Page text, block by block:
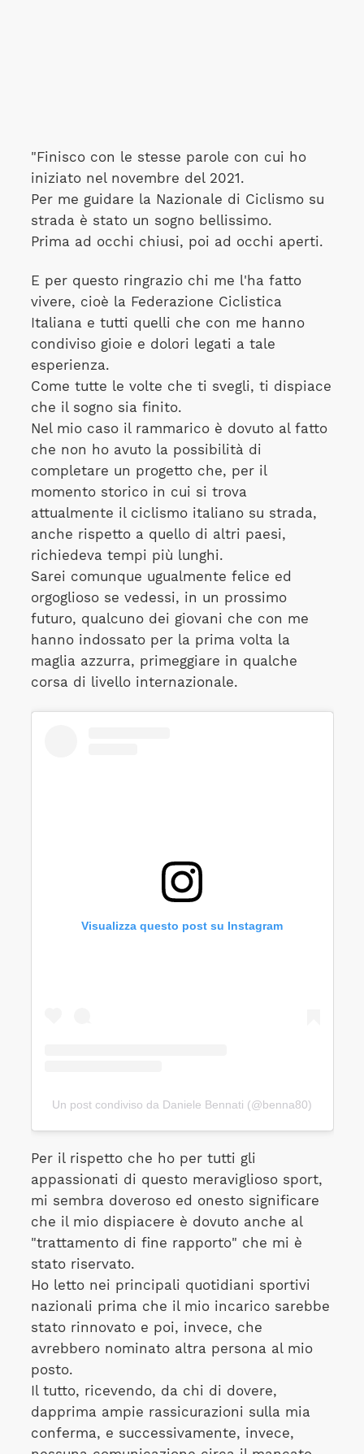
"Finisco con le stesse parole con cui ho
iniziato nel novembre del 2021.
Per me guidare la Nazionale di Ciclismo su
strada è stato un sogno bellissimo.
Prima ad occhi chiusi, poi ad occhi aperti.
E per questo ringrazio chi me l'ha fatto
vivere, cioè la Federazione Ciclistica
Italiana e tutti quelli che con me hanno
condiviso gioie e dolori legati a tale
esperienza.
Come tutte le volte che ti svegli, ti dispiace
che il sogno sia finito.
Nel mio caso il rammarico è dovuto al fatto
che non ho avuto la possibilità di
completare un progetto che, per il
momento storico in cui si trova
attualmente il ciclismo italiano su strada,
anche rispetto a quello di altri paesi,
richiedeva tempi più lunghi.
Sarei comunque ugualmente felice ed
orgoglioso se vedessi, in un prossimo
futuro, qualcuno dei giovani che con me
hanno indossato per la prima volta la
maglia azzurra, primeggiare in qualche
corsa di livello internazionale.
Visualizza questo post su Instagram
Un post condiviso da Daniele Bennati (@benna80)
Per il rispetto che ho per tutti gli
appassionati di questo meraviglioso sport,
mi sembra doveroso ed onesto significare
che il mio dispiacere è dovuto anche al
"trattamento di fine rapporto" che mi è
stato riservato.
Ho letto nei principali quotidiani sportivi
nazionali prima che il mio incarico sarebbe
stato rinnovato e poi, invece, che
avrebbero nominato altra persona al mio
posto.
Il tutto, ricevendo, da chi di dovere,
dapprima ampie rassicurazioni sulla mia
conferma, e successivamente, invece,